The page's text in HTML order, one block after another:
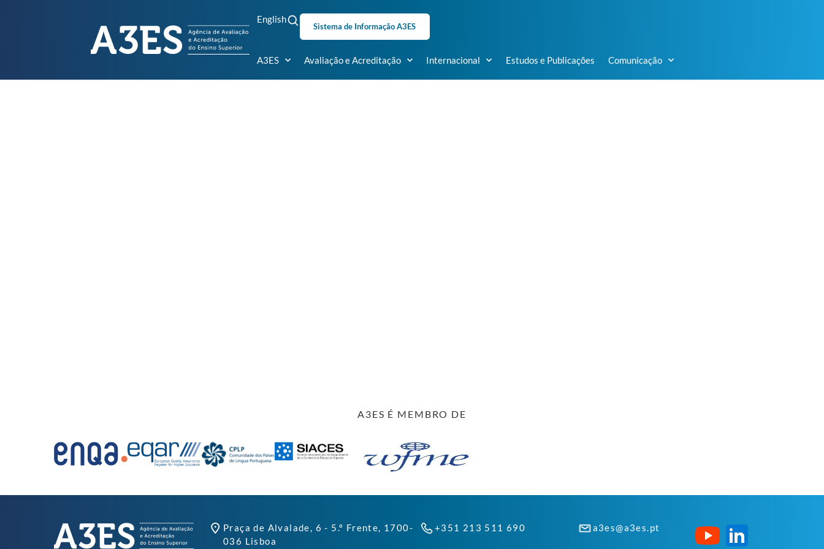
English
Sistema de Informação A3ES
A3ES Avaliação e Acreditação Internacional Estudos e Publicações Comunicação
A3ES É MEMBRO DE
Praça de Alvalade, 6 - 5.º Frente, 1700-
036 Lisboa
+351 213 511 690 a3es@a3es.pt